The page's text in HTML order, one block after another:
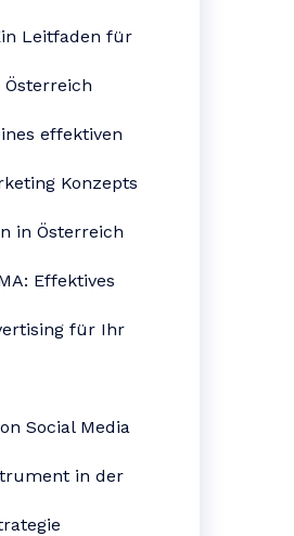
Leitfaden für
effektiven
Konzepts
in Österreich
Effektives
für Ihr
Social Media
in der